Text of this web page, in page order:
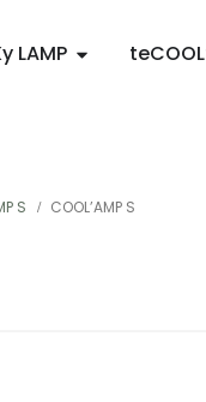
LAMP
S COOL’AMP S